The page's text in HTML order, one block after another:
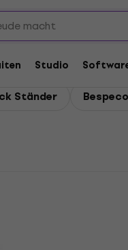
Studio
Ständer